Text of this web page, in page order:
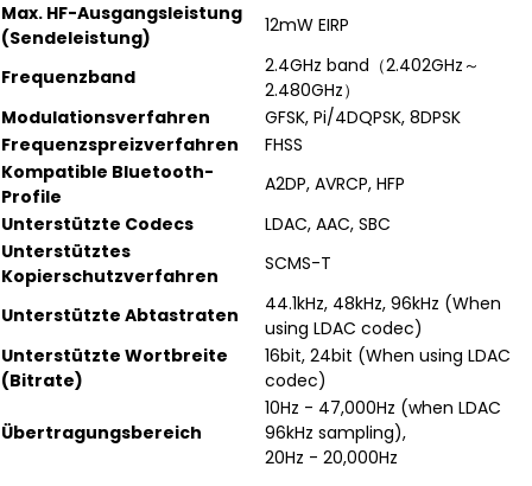
Max. HF-Ausgangsleistung
(Sendeleistung)
12mW EIRP
Frequenzband
2.4GHz band（2.402GHz～
2.480GHz）
Modulationsverfahren
GFSK, Pi/4DQPSK, 8DPSK
Frequenzspreizverfahren
FHSS
Kompatible Bluetooth-
Profile
A2DP, AVRCP, HFP
Unterstützte Codecs
LDAC, AAC, SBC
Unterstütztes
Kopierschutzverfahren
SCMS-T
Unterstützte Abtastraten
44.1kHz, 48kHz, 96kHz (When
using LDAC codec)
Unterstützte Wortbreite
(Bitrate)
16bit, 24bit (When using LDAC
codec)
Übertragungsbereich
10Hz - 47,000Hz (when LDAC
96kHz sampling),
20Hz - 20,000Hz